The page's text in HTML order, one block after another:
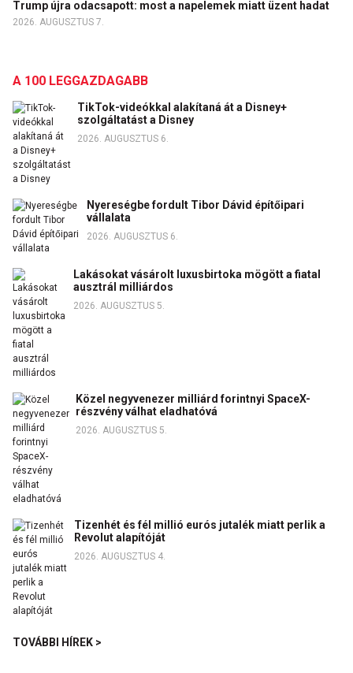
Trump újra odacsapott: most a napelemek miatt üzent hadat
2026. AUGUSZTUS 7.
A 100 LEGGAZDAGABB
TikTok-videókkal alakítaná át a Disney+
szolgáltatást a Disney
2026. AUGUSZTUS 6.
Nyereségbe fordult Tibor Dávid építőipari
vállalata
2026. AUGUSZTUS 6.
Lakásokat vásárolt luxusbirtoka mögött a fiatal
ausztrál milliárdos
2026. AUGUSZTUS 5.
Közel negyvenezer milliárd forintnyi SpaceX-
részvény válhat eladhatóvá
2026. AUGUSZTUS 5.
Tizenhét és fél millió eurós jutalék miatt perlik a
Revolut alapítóját
2026. AUGUSZTUS 4.
TOVÁBBI HÍREK >